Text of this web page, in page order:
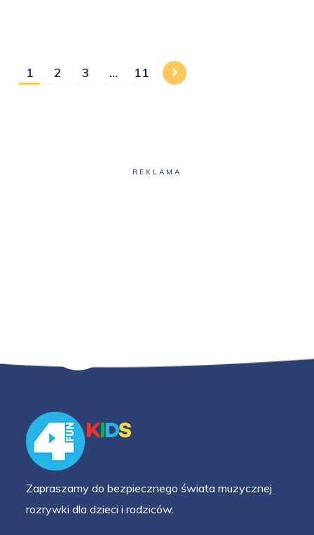
1 2 3 … 11
REKLAMA
Zapraszamy do bezpiecznego świata muzycznej
rozrywki dla dzieci i rodziców.